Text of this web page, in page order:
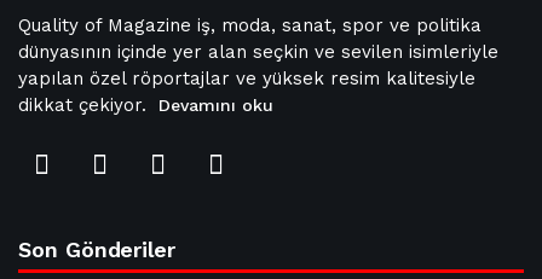
Quality of Magazine iş, moda, sanat, spor ve politika
dünyasının içinde yer alan seçkin ve sevilen isimleriyle
yapılan özel röportajlar ve yüksek resim kalitesiyle
dikkat çekiyor.
Devamını oku
Son Gönderiler